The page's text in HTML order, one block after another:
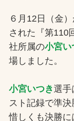
採用情報
お取引先の
６月12日（金
された『第110
社所属の小宮い
場しました。
小宮いつき選手
スト記録で準
惜しくも決勝